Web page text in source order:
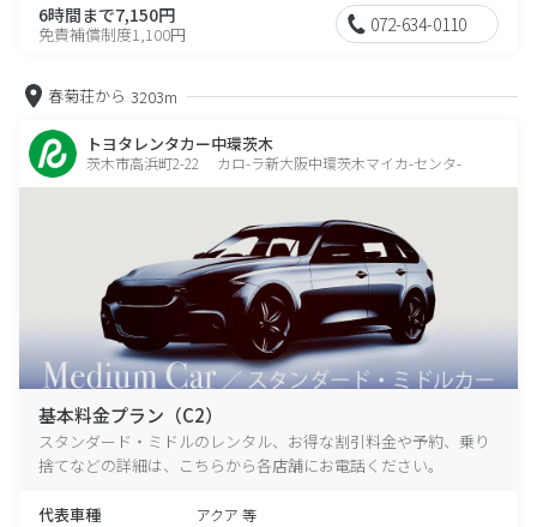
6時間まで7,150円
免責補償制度1,100円 072-634-0110
春菊荘から 3203m
トヨタレンタカー中環茨木
茨木市高浜町2-22 カロ-ラ新大阪中環茨木マイカ-センタ-
基本料金プラン（C2）
スタンダード・ミドルのレンタル、お得な割引料金や予約、乗り
捨てなどの詳細は、こちらから各店舗にお電話ください。
代表車種 アクア 等